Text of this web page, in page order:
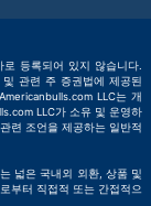
등록되어 있지 않습니다.
및 관련 주 증권법에 제공된
LLC는 개
LLC가 소유 및 운영하
련 조언을 제공하는 일반적
넓은 국내외 외환, 상품 및
부터 직접적 또는 간접적으